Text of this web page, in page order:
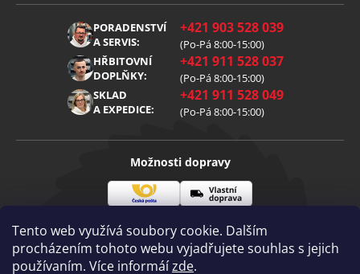
Tento web využívá soubory cookie. Dalším
procházením tohoto webu vyjadřujete souhlas s jejich
používaním. Více informáízde.
Obchodní podmínky
Reklamace
Zpracování osobních údajů
PORADENSTVÍ
A SERVIS:
+421 903 528 039
(Po-Pá 8:00-15:00)
HŘBITOVNÍ
DOPLŇKY:
+421 911 528 037
(Po-Pá 8:00-15:00)
SKLAD
A EXPEDICE:
+421 911 528 049
(Po-Pá 8:00-15:00)
Možnosti dopravy
pošta
doprava
Visa Mastercard